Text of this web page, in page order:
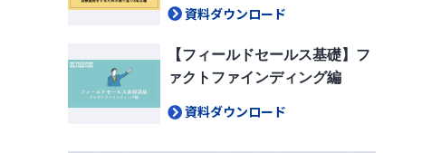
資料ダウンロード
【フィールドセールス基礎】フ
ァクトファインディング編
資料ダウンロード